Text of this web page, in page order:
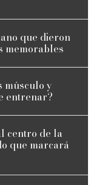
que dieron
memorables
músculo y
entrenar?
centro de la
que marcará